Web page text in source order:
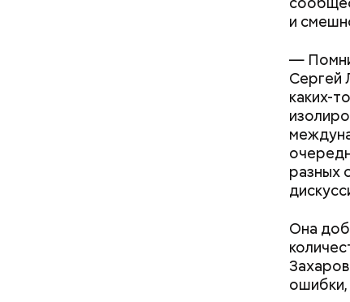
и
—
Сергей
каких-
разных
Она